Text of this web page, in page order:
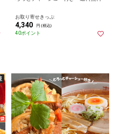
お取り寄せきっぷ
4,340 円 (税込)
40ポイント